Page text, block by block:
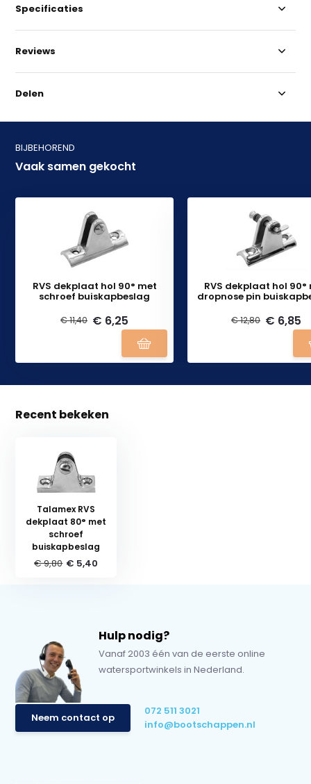
Specificaties
Reviews
Delen
BIJBEHOREND
Vaak samen gekocht
RVS dekplaat hol 90° met
schroef buiskapbeslag
€ 11,40 € 6,25
RVS dekplaat hol 90°
dropnose pin
€ 12,80 € 6,85
Recent bekeken
Talamex RVS
dekplaat 80° met
schroef
buiskapbeslag
€ 9,80 € 5,40
Hulp nodig?
Vanaf 2003 één van de eerste online
watersportwinkels in Nederland.
Neem contact op
072 511 3021
info@bootschappen.nl